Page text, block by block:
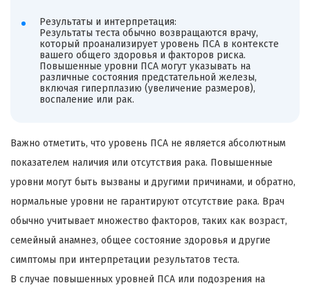
Результаты и интерпретация:
Результаты теста обычно возвращаются врачу,
который проанализирует уровень ПСА в контексте
вашего общего здоровья и факторов риска.
Повышенные уровни ПСА могут указывать на
различные состояния предстательной железы,
включая гиперплазию (увеличение размеров),
воспаление или рак.
Важно отметить, что уровень ПСА не является абсолютным
показателем наличия или отсутствия рака. Повышенные
уровни могут быть вызваны и другими причинами, и обратно,
нормальные уровни не гарантируют отсутствие рака. Врач
обычно учитывает множество факторов, таких как возраст,
семейный анамнез, общее состояние здоровья и другие
симптомы при интерпретации результатов теста.
В случае повышенных уровней ПСА или подозрения на